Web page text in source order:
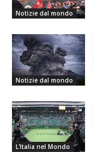
Notizie dal mondo
Notizie dal mondo
L'Italia nel Mondo